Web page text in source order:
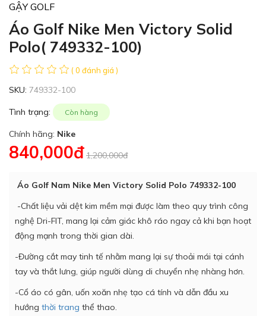
GẬY GOLF
Áo Golf Nike Men Victory Solid
Polo( 749332-100)
( 0 đánh giá )
SKU: 749332-100
Tình trạng: Còn hàng
Chính hãng: Nike
840,000đ 1,200,000đ
Áo Golf Nam Nike Men Victory Solid Polo 749332-100
-Chất liệu vải dệt kim mềm mại được làm theo quy trình công
nghệ Dri-FIT, mang lại cảm giác khô ráo ngay cả khi bạn hoạt
động mạnh trong thời gian dài.
-Đường cắt may tinh tế nhằm mang lại sự thoải mái tại cánh
tay và thắt lưng, giúp người dùng di chuyển nhẹ nhàng hơn.
-Cổ áo có gân, uốn xoăn nhẹ tạo cá tính và dẫn đầu xu
hướng thời trang thể thao.